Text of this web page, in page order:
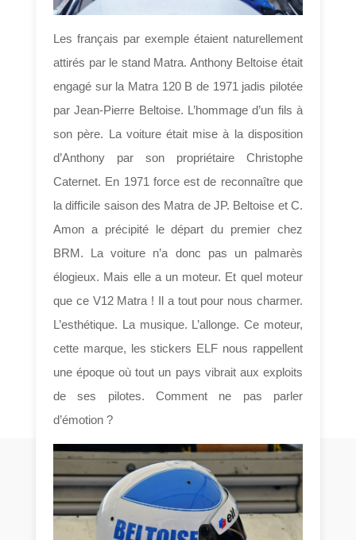
Les français par exemple étaient naturellement
attirés par le stand Matra. Anthony Beltoise était
engagé sur la Matra 120 B de 1971 jadis pilotée
par Jean-Pierre Beltoise. L’hommage d’un fils à
son père. La voiture était mise à la disposition
d’Anthony par son propriétaire Christophe
Caternet. En 1971 force est de reconnaître que
la difficile saison des Matra de JP. Beltoise et C.
Amon a précipité le départ du premier chez
BRM. La voiture n’a donc pas un palmarès
élogieux. Mais elle a un moteur. Et quel moteur
que ce V12 Matra ! Il a tout pour nous charmer.
L’esthétique. La musique. L’allonge. Ce moteur,
cette marque, les stickers ELF nous rappellent
une époque où tout un pays vibrait aux exploits
de ses pilotes. Comment ne pas parler
d’émotion ?